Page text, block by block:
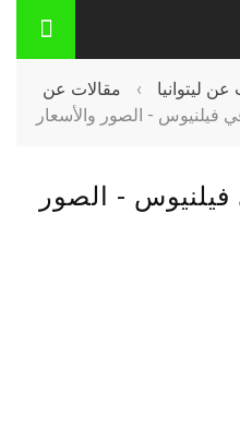
عن ليتوانيا ›
مقالات عن
فيلنيوس - الصور والأسعار
- الصور